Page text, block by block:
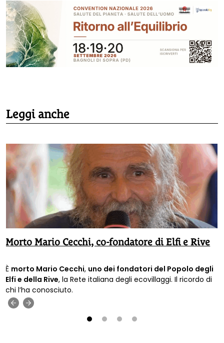
Leggi anche
Morto Mario Cecchi, co-fondatore di Elfi e Rive
È morto Mario Cecchi, uno dei fondatori del Popolo degli
Elfi e della Rive, la Rete italiana degli ecovillaggi. Il ricordo di
chi l’ha conosciuto.